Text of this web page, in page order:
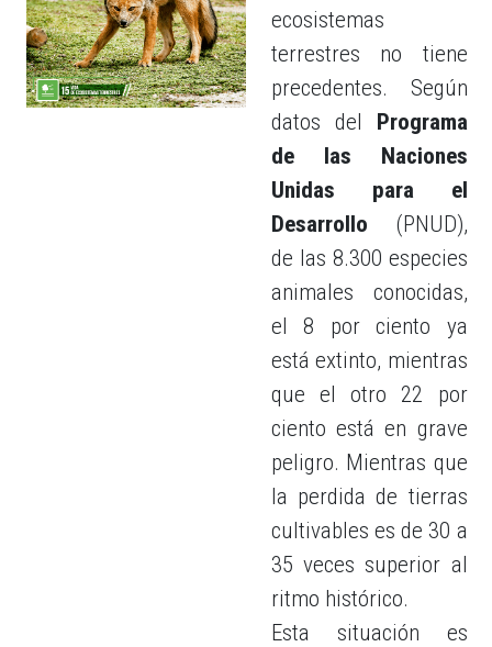
ecosistemas
terrestres no tiene
precedentes. Según
datos del Programa
de las Naciones
Unidas para el
Desarrollo (PNUD),
de las 8.300 especies
animales conocidas,
el 8 por ciento ya
está extinto, mientras
que el otro 22 por
ciento está en grave
peligro. Mientras que
la perdida de tierras
cultivables es de 30 a
35 veces superior al
ritmo histórico.
Esta situación es